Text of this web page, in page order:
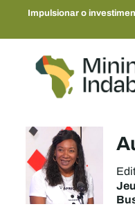
Impulsionar o